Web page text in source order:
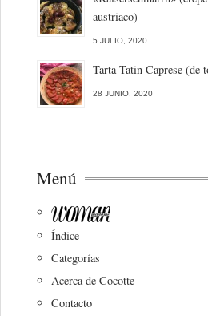
austriaco)
5 JULIO, 2020
Tarta Tatin Caprese (de
28 JUNIO, 2020
Menú
Índice
Categorías
Acerca de Cocotte
Contacto